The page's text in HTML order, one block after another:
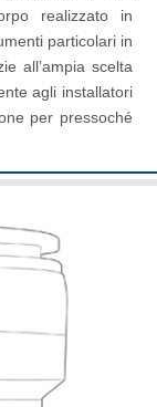
realizzato in
particolari in
all’ampia scelta
agli installatori
per pressoché